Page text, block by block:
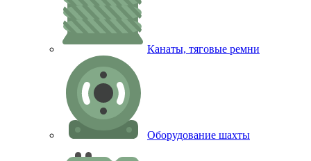
Канаты, тяговые ремни
Оборудование шахты